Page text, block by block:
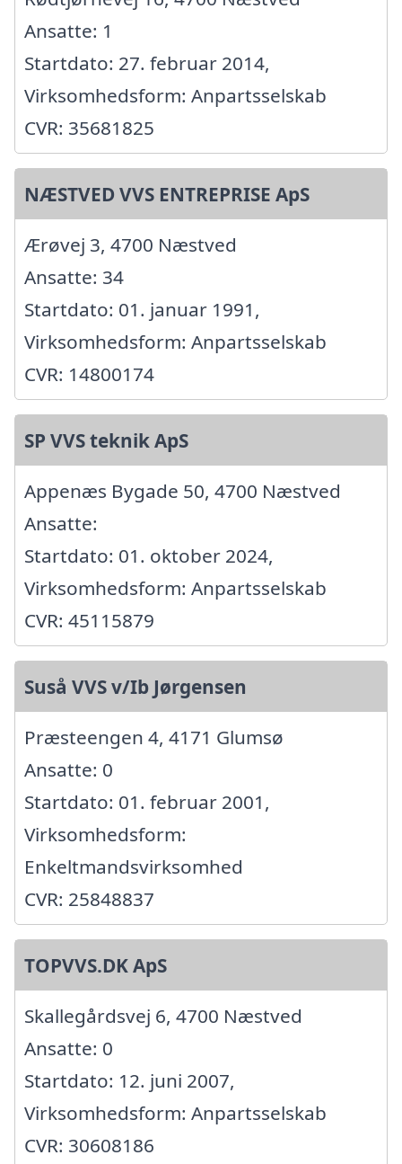
Ansatte: 1
Startdato: 27. februar 2014,
Virksomhedsform: Anpartsselskab
CVR: 35681825
NÆSTVED VVS ENTREPRISE ApS
Ærøvej 3, 4700 Næstved
Ansatte: 34
Startdato: 01. januar 1991,
Virksomhedsform: Anpartsselskab
CVR: 14800174
SP VVS teknik ApS
Appenæs Bygade 50, 4700 Næstved
Ansatte:
Startdato: 01. oktober 2024,
Virksomhedsform: Anpartsselskab
CVR: 45115879
Suså VVS v/Ib Jørgensen
Præsteengen 4, 4171 Glumsø
Ansatte: 0
Startdato: 01. februar 2001,
Virksomhedsform:
Enkeltmandsvirksomhed
CVR: 25848837
TOPVVS.DK ApS
Skallegårdsvej 6, 4700 Næstved
Ansatte: 0
Startdato: 12. juni 2007,
Virksomhedsform: Anpartsselskab
CVR: 30608186